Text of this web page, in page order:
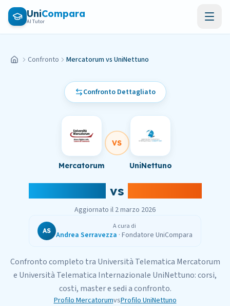
Vai al contenuto principale
UniCompara
AI Tutor
Home Confronto Mercatorum vs UniNettuno
Confronto Dettagliato
Mercatorum
VS
UniNettuno
vs
Aggiornato il 2 marzo 2026
AS
A cura di
Andrea Serravezza · Fondatore UniCompara
Confronto completo tra Università Telematica Mercatorum
e Università Telematica Internazionale UniNettuno: corsi,
costi, master e sedi a confronto.
ProfiloMercatorumvsProfiloUniNettuno